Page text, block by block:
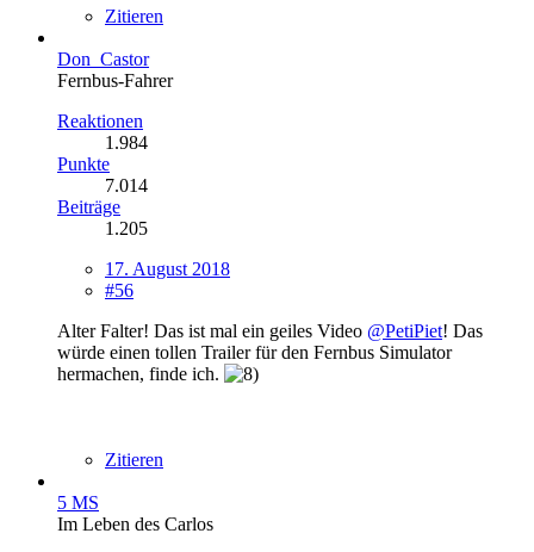
Zitieren
Don_Castor
Fernbus-Fahrer
Reaktionen
1.984
Punkte
7.014
Beiträge
1.205
17. August 2018
#56
Alter Falter! Das ist mal ein geiles Video @PetiPiet! Das
würde einen tollen Trailer für den Fernbus Simulator
hermachen, finde ich.
Zitieren
5 MS
Im Leben des Carlos